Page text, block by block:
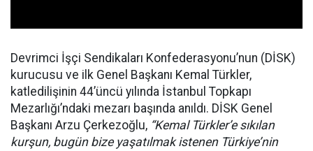
Devrimci İşçi Sendikaları Konfederasyonu’nun (DİSK)
kurucusu ve ilk Genel Başkanı Kemal Türkler,
katledilişinin 44’üncü yılında İstanbul Topkapı
Mezarlığı’ndaki mezarı başında anıldı. DİSK Genel
Başkanı Arzu Çerkezoğlu, “Kemal Türkler’e sıkılan
kurşun, bugün bize yaşatılmak istenen Türkiye’nin